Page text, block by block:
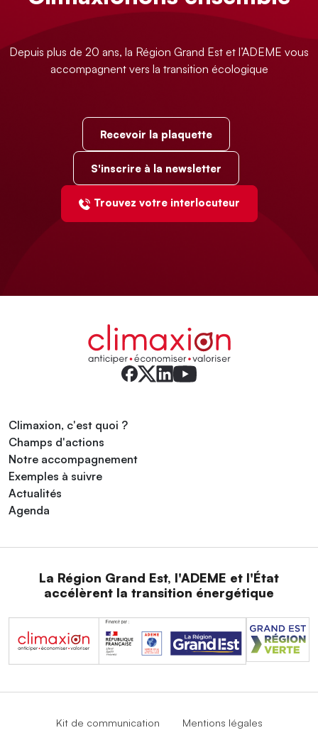
Depuis plus de 20 ans, la Région Grand Est et l’ADEME vous
accompagnent vers la transition écologique
Recevoir la plaquette
S'inscrire à la newsletter
Trouvez votre interlocuteur
Climaxion, c'est quoi ?
Champs d'actions
Notre accompagnement
Exemples à suivre
Actualités
Agenda
La Région Grand Est, l'ADEME et l'État
accélèrent la transition énergétique
Kit de communication Mentions légales